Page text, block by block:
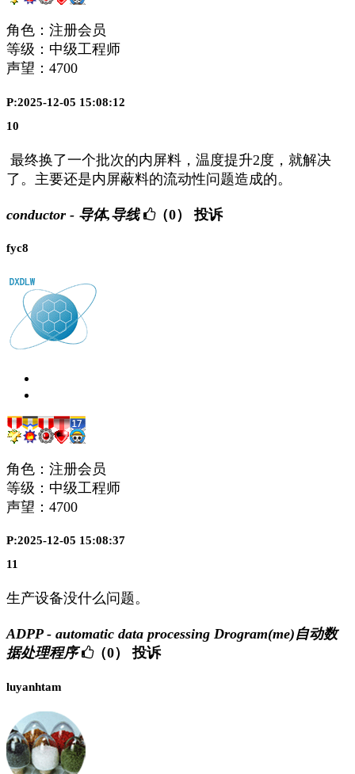
角色：注册会员
等级：中级工程师
声望： 4700
P:2025-12-05 15:08:12
10
最终换了一个批次的内屏料，温度提升2度，就解决
了。主要还是内屏蔽料的流动性问题造成的。
conductor - 导体,导线 （0） 投诉
fyc8
角色：注册会员
等级：中级工程师
声望： 4700
P:2025-12-05 15:08:37
11
生产设备没什么问题。
ADPP - automatic data processing Drogram(me)自动数
据处理程序
（0） 投诉
luyanhtam